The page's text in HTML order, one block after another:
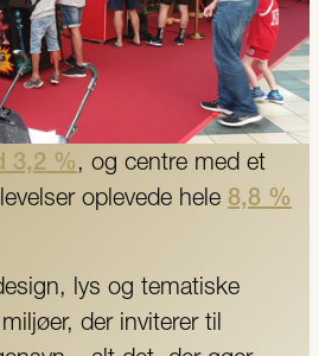
blot butikker – nemlig
og visuelle indtryk – bliver
oftere tilbage. I 2024steg
shoppingcentre med
3,2 % , og centre med et
oplevede hele 8,8 %
lys og tematiske
der inviterer til